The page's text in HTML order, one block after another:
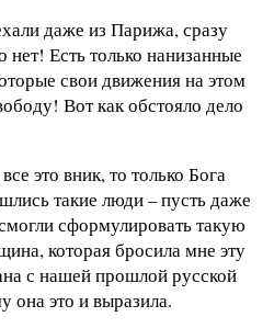
даже из Парижа, сразу
Есть только нанизанные
свои движения на этом
Вот как обстояло дело
это вник, то только Бога
такие люди – пусть даже
сформулировать такую
которая бросила мне эту
с нашей прошлой русской
она это и выразила.